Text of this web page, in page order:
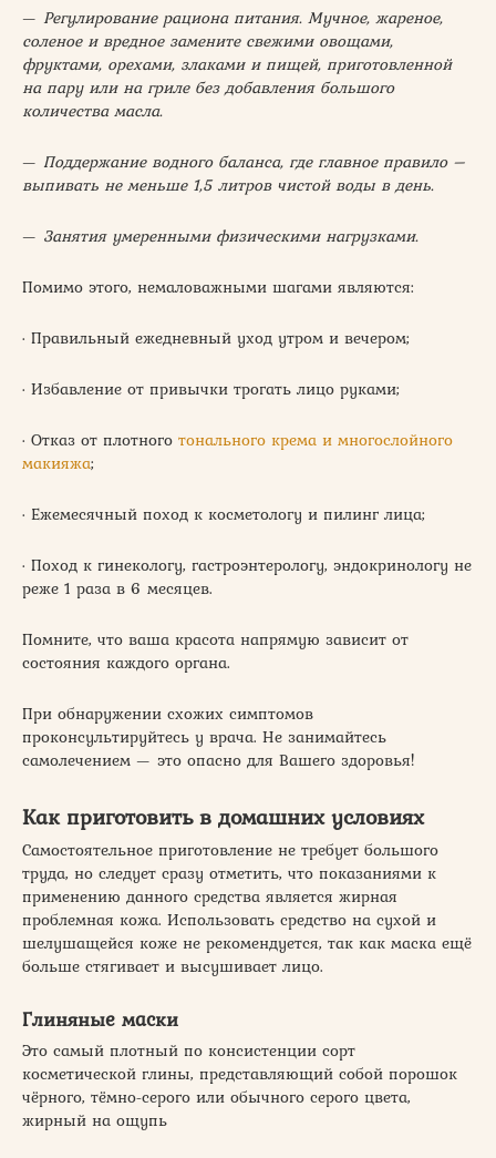
— Регулирование рациона питания. Мучное, жареное,
соленое и вредное замените свежими овощами,
фруктами, орехами, злаками и пищей, приготовленной
на пару или на гриле без добавления большого
количества масла.
— Поддержание водного баланса, где главное правило –
выпивать не меньше 1,5 литров чистой воды в день.
— Занятия умеренными физическими нагрузками.
Помимо этого, немаловажными шагами являются:
· Правильный ежедневный уход утром и вечером;
· Избавление от привычки трогать лицо руками;
· Отказ от плотного тонального крема и многослойного
макияжа;
· Ежемесячный поход к косметологу и пилинг лица;
· Поход к гинекологу, гастроэнтерологу, эндокринологу не
реже 1 раза в 6 месяцев.
Помните, что ваша красота напрямую зависит от
состояния каждого органа.
При обнаружении схожих симптомов
проконсультируйтесь у врача. Не занимайтесь
самолечением — это опасно для Вашего здоровья!
Как приготовить в домашних условиях
Самостоятельное приготовление не требует большого
труда, но следует сразу отметить, что показаниями к
применению данного средства является жирная
проблемная кожа. Использовать средство на сухой и
шелушащейся коже не рекомендуется, так как маска ещё
больше стягивает и высушивает лицо.
Глиняные маски
Это самый плотный по консистенции сорт
косметической глины, представляющий собой порошок
чёрного, тёмно-серого или обычного серого цвета,
жирный на ощупь